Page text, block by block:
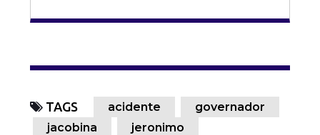
TAGS acidente
governador
jacobina
jeronimo